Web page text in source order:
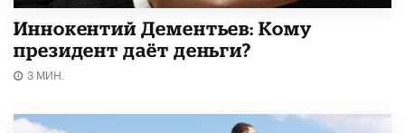
Иннокентий Дементьев: Кому
президент даёт деньги?
3 МИН.